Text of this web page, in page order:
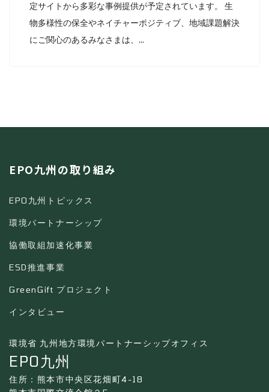
定サイトから多彩な事例提供が予定されています。 生
物多様性の保全やネイチャーポジティブ、地域課題解決
にご関心のあるみなさまは、...
EPO九州の取り組み
EPO九州トピックス
環境パートナーシップ
協働取組加速化事業
ESD推進事業
GreenGift プロジェクト
インタビュー
環境省 九州地方環境パートナーシップオフィス
EPO九州
住所：熊本市中央区花畑町4-18